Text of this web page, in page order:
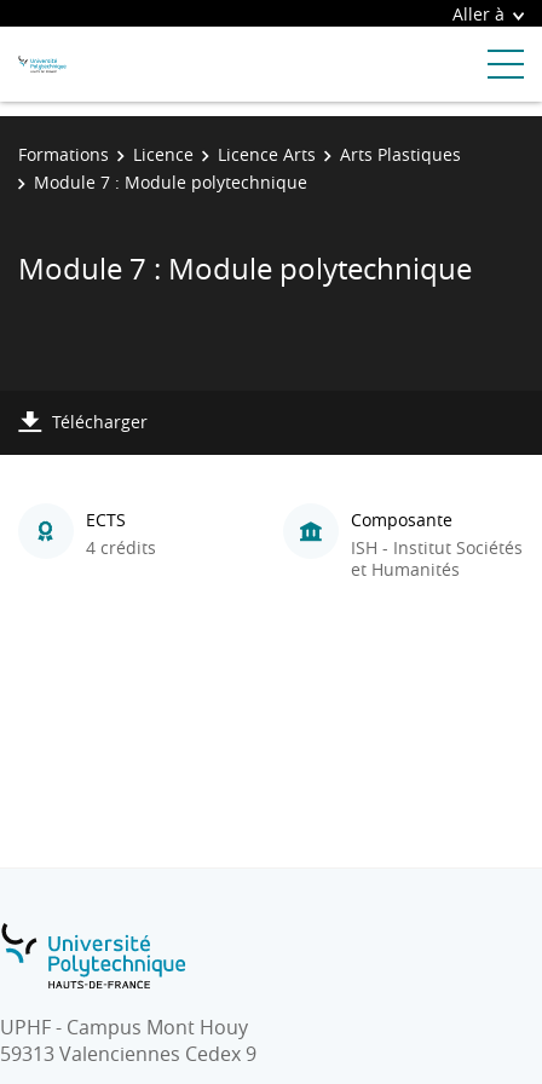
Aller à
Formations Licence Licence Arts
Arts Plastiques
Module 7 : Module polytechnique
Module 7 : Module polytechnique
Télécharger
ECTS
4 crédits
Composante
ISH - Institut Sociétés
et Humanités
UPHF - Campus Mont Houy
59313 Valenciennes Cedex 9